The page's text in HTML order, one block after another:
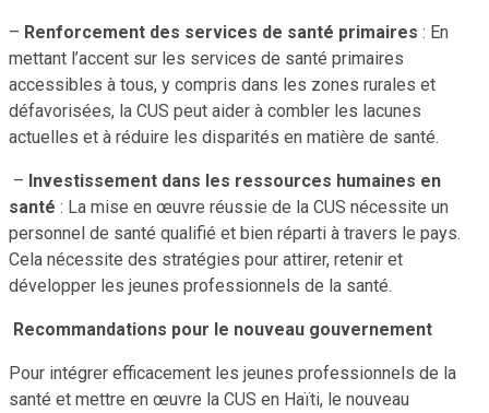
– Renforcement des services de santé primaires : En
mettant l’accent sur les services de santé primaires
accessibles à tous, y compris dans les zones rurales et
défavorisées, la CUS peut aider à combler les lacunes
actuelles et à réduire les disparités en matière de santé.
– Investissement dans les ressources humaines en
santé : La mise en œuvre réussie de la CUS nécessite un
personnel de santé qualifié et bien réparti à travers le pays.
Cela nécessite des stratégies pour attirer, retenir et
développer les jeunes professionnels de la santé.
Recommandations pour le nouveau gouvernement
Pour intégrer efficacement les jeunes professionnels de la
santé et mettre en œuvre la CUS en Haïti, le nouveau